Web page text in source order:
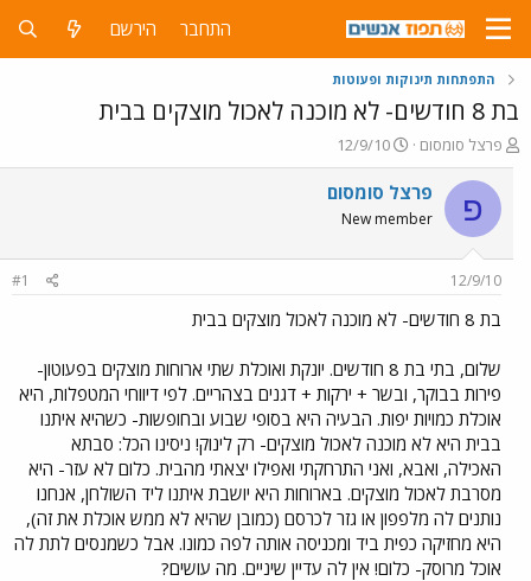
התחבר הירשם
התפתחות תינוקות ופעוטות
בת 8 חודשים- לא מוכנה לאכול מוצקים בבית
פ
ו
ת
ח
ה
ו
ש
א
פרצל סומסום
פ
ו
ר
ם
ר
12/9/10
פ פרצל סומסום
New member
12/9/10
#1
בת 8 חודשים- לא מוכנה לאכול מוצקים בבית
שלום, בתי בת 8 חודשים. יונקת ואוכלת שתי ארוחות מוצקים בפעוטון-
פירות בבוקר, ובשר + ירקות + דגנים בצהריים. לפי דיווחי המטפלות, היא
אוכלת כמויות יפות. הבעיה היא בסופי שבוע ובחופשות- כשהיא איתנו
בבית היא לא מוכנה לאכול מוצקים- רק לינוק! ניסינו הכל: סבתא
האכילה, ואבא, ואני התרחקתי ואפילו יצאתי מהבית. כלום לא עזר- היא
מסרבת לאכול מוצקים. בארוחות היא יושבת איתנו ליד השולחן, אנחנו
נותנים לה מלפפון או גזר לכרסם (כמובן שהיא לא ממש אוכלת את זה),
היא מחזיקה כפית ביד ומכניסה אותה לפה כמונו. אבל כשמנסים לתת לה
אוכל מרוסק- כלום! אין לה עדיין שיניים. מה עושים?